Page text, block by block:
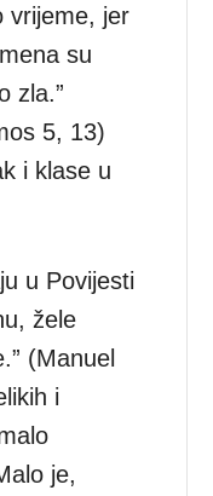
vrijeme, jer
su
zla.”
5, 13)
i klase u
u Povijesti
žele
(Manuel
i
je,